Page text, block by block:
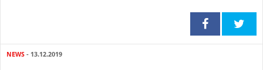
NEWS - 13.12.2019